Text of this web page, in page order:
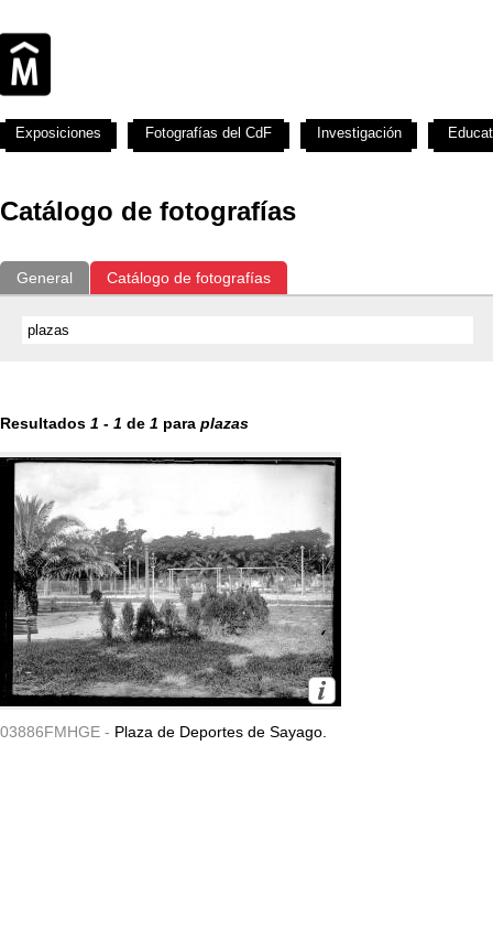
Catálogo de fotografías
General Catálogo de fotografías
Resultados 1 - 1 de 1 para plazas
03886FMHGE - Plaza de Deportes de Sayago.
Exposiciones Fotografías del CdF Investigación